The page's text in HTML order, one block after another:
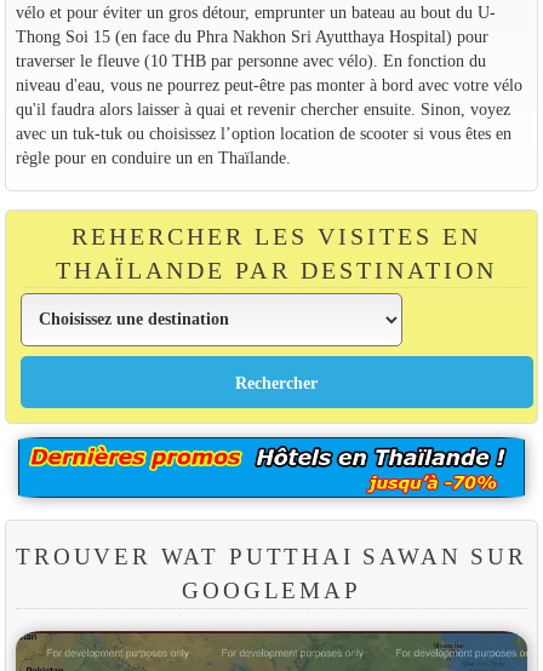
vélo et pour éviter un gros détour, emprunter un bateau au bout du U-
Thong Soi 15 (en face du Phra Nakhon Sri Ayutthaya Hospital) pour
traverser le fleuve (10 THB par personne avec vélo). En fonction du
niveau d'eau, vous ne pourrez peut-être pas monter à bord avec votre vélo
qu'il faudra alors laisser à quai et revenir chercher ensuite. Sinon, voyez
avec un tuk-tuk ou choisissez l’option location de scooter si vous êtes en
règle pour en conduire un en Thaïlande.
REHERCHER LES VISITES EN
THAÏLANDE PAR DESTINATION
TROUVER WAT PUTTHAI SAWAN SUR
GOOGLEMAP